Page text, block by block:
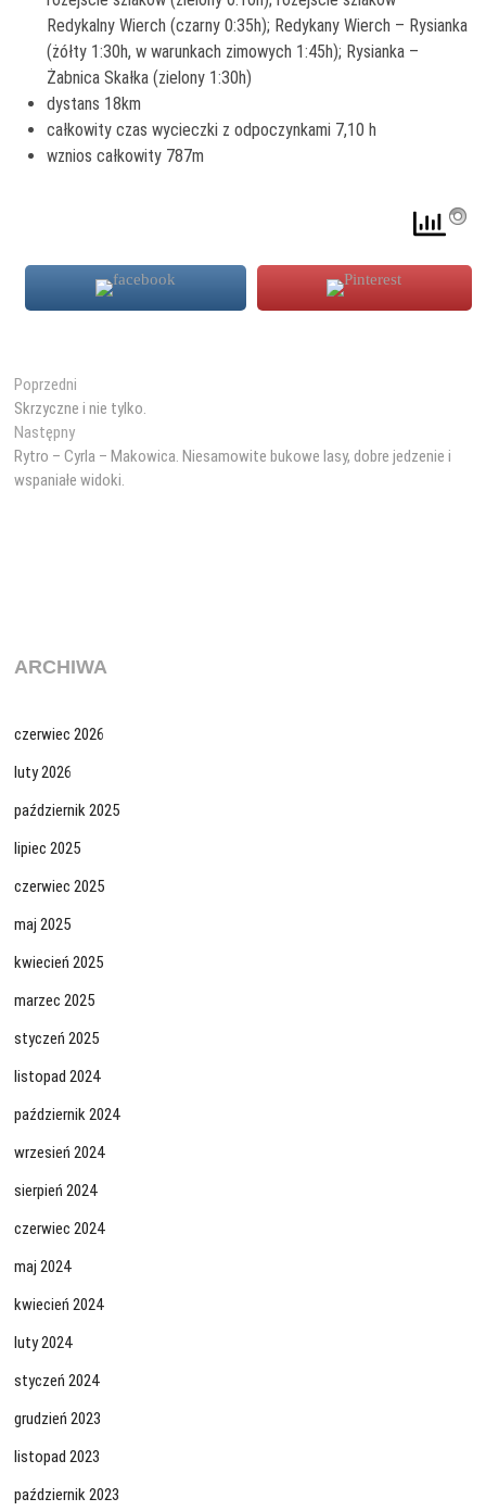
Redykalny Wierch (czarny 0:35h); Redykany Wierch – Rysianka
(żółty 1:30h, w warunkach zimowych 1:45h); Rysianka –
Żabnica Skałka (zielony 1:30h)
dystans 18km
całkowity czas wycieczki z odpoczynkami 7,10 h
wznios całkowity 787m
Nawigacja
wpisu
Poprzedni
wpis:
Skrzyczne i nie tylko.
NastępnyNastępny
wpis:
Rytro – Cyrla – Makowica. Niesamowite bukowe lasy, dobre jedzenie i
wspaniałe widoki.
ARCHIWA
czerwiec 2026
luty 2026
październik 2025
lipiec 2025
czerwiec 2025
maj 2025
kwiecień 2025
marzec 2025
styczeń 2025
listopad 2024
październik 2024
wrzesień 2024
sierpień 2024
czerwiec 2024
maj 2024
kwiecień 2024
luty 2024
styczeń 2024
grudzień 2023
listopad 2023
październik 2023